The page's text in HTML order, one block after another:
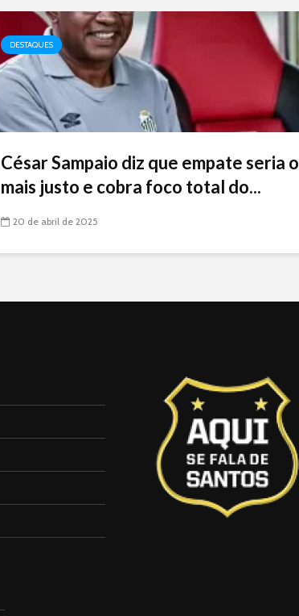
DESTAQUES
César Sampaio diz que empate seria o
mais justo e cobra foco total do...
20 de abril de 2025